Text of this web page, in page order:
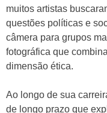
muitos artistas
questões políticas e
câmera para grupos
fotográfica que
dimensão ética.
Ao longo de sua
de longo prazo que